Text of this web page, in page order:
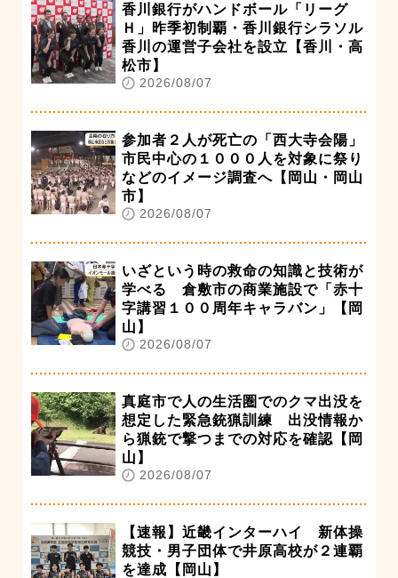
香川銀行がハンドボール「リーグ
Ｈ」昨季初制覇・香川銀行シラソル
香川の運営子会社を設立【香川・高
松市】
2026/08/07
参加者２人が死亡の「西大寺会陽」
市民中心の１０００人を対象に祭り
などのイメージ調査へ【岡山・岡山
市】
2026/08/07
いざという時の救命の知識と技術が
学べる 倉敷市の商業施設で「赤十
字講習１００周年キャラバン」【岡
山】
2026/08/07
真庭市で人の生活圏でのクマ出没を
想定した緊急銃猟訓練 出没情報か
ら猟銃で撃つまでの対応を確認【岡
山】
2026/08/07
【速報】近畿インターハイ 新体操
競技・男子団体で井原高校が２連覇
を達成【岡山】